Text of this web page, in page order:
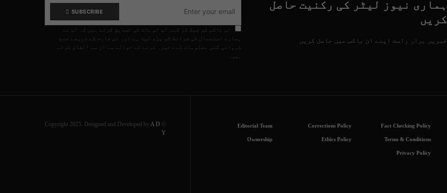
ہماری نیوز لیٹر کی رکنیت حاصل
کریں
خبریں براہِ راست اپنے ان باکس میں حاصل کریں
SUBSCRIBE
اس باکس کو چیک کر کے، آپ اس بات کی تصدیق کرتے ہیں کہ آپ نے
ہمارے استعمال کی شرائط کو پڑھ لیا ہے اور اس فارم کے ذریعے جمع
کروائی گئی معلومات کے ذخیرہ کرنے کے حوالے سے ان سے اتفاق کرتے
ہیں۔
Fact Checking Policy
Corrections Policy
Editorial Team
Terms & Conditions
Ethics Policy
Ownership
Privacy Policy
© Copyright 2025. Designed and Developed by
A D
Y